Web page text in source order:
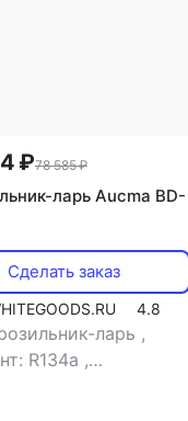
₽78 585 ₽
ларь Aucma BD-
Сделать заказ
4.8
ларь ,
R134a ,